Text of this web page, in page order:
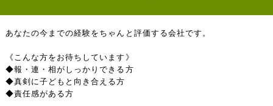
あなたの今までの経験をちゃんと評価する会社です。
《こんな方をお待ちしています》
◆報・連・相がしっかりできる方
◆真剣に子どもと向き合える方
◆責任感がある方